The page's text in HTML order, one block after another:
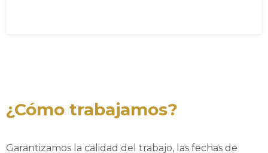
¿Cómo trabajamos?
Garantizamos la calidad del trabajo, las fechas de